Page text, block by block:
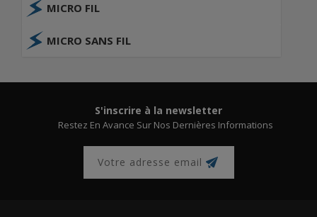
MICRO FIL
MICRO SANS FIL
S'inscrire à la newsletter
Restez En Avance Sur Nos Dernières Informations